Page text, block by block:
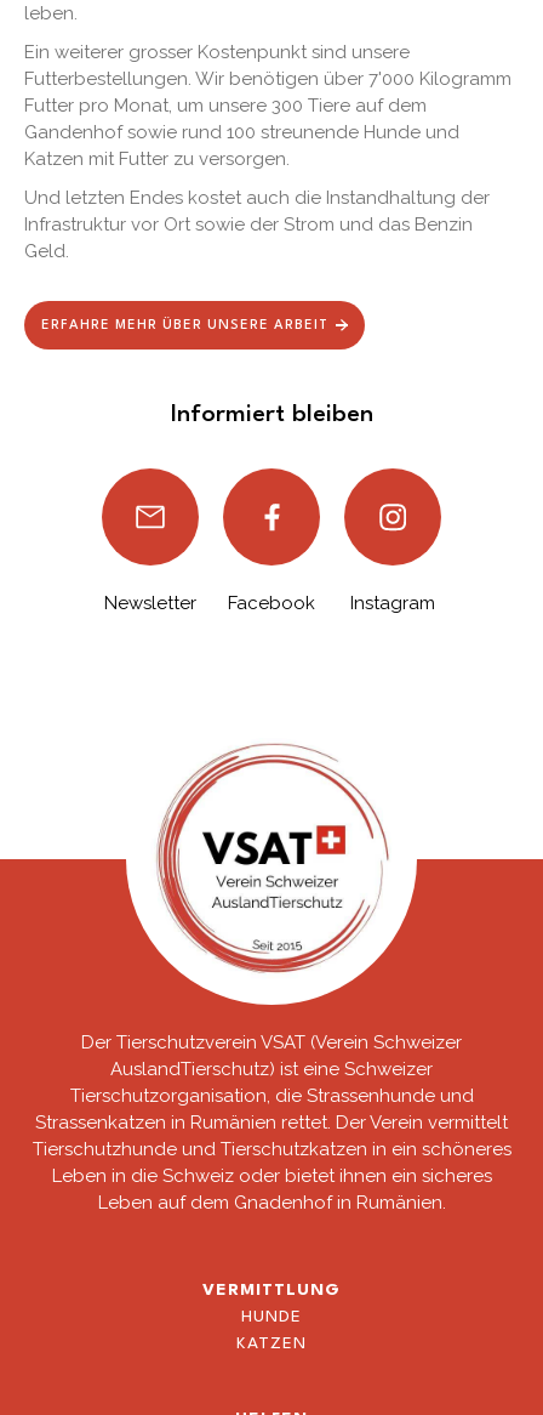
leben.
Ein weiterer grosser Kostenpunkt sind unsere
Futterbestellungen. Wir benötigen über 7'000 Kilogramm
Futter pro Monat, um unsere 300 Tiere auf dem
Gandenhof sowie rund 100 streunende Hunde und
Katzen mit Futter zu versorgen.
Und letzten Endes kostet auch die Instandhaltung der
Infrastruktur vor Ort sowie der Strom und das Benzin
Geld.
ERFAHRE MEHR ÜBER UNSERE ARBEIT
Informiert bleiben
Newsletter Facebook Instagram
Der Tierschutzverein VSAT (Verein Schweizer
AuslandTierschutz) ist eine Schweizer
Tierschutzorganisation, die Strassenhunde und
Strassenkatzen in Rumänien rettet. Der Verein vermittelt
Tierschutzhunde und Tierschutzkatzen in ein schöneres
Leben in die Schweiz oder bietet ihnen ein sicheres
Leben auf dem Gnadenhof in Rumänien.
VERMITTLUNG
HUNDE
KATZEN